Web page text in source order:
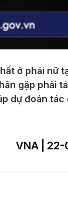
ở phái nữ
gặp phải
dự đoán tác
VNA |